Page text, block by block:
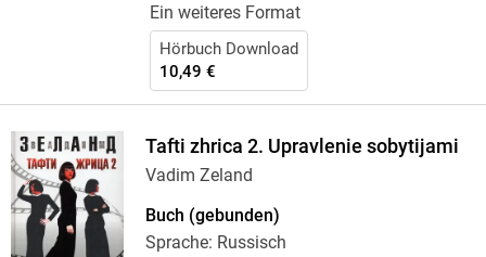
Ein weiteres Format
Hörbuch Download
10,49 €
Tafti zhrica 2. Upravlenie sobytijami
Vadim Zeland
Buch (gebunden)
Sprache: Russisch